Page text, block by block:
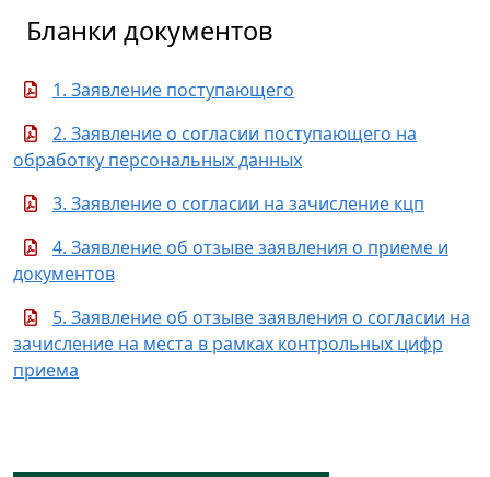
Бланки документов
1. Заявление поступающего
2. Заявление о согласии поступающего на
обработку персональных данных
3. Заявление о согласии на зачисление кцп
4. Заявление об отзыве заявления о приеме и
документов
5. Заявление об отзыве заявления о согласии на
зачисление на места в рамках контрольных цифр
приема